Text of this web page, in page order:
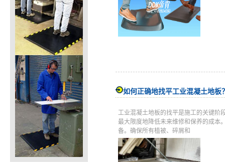
如何正确地找平工业混凝土地板
工业混凝土地板的找平是施工的关键阶
最大限度地降低未来维修和保养的成本
备。确保所有植被、碎屑和